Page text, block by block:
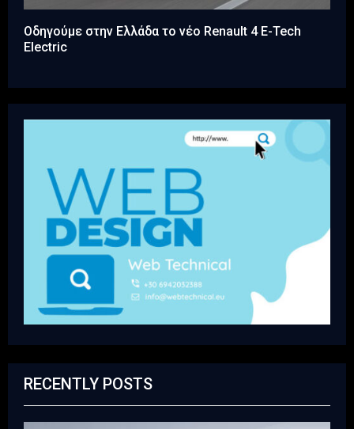
Οδηγούμε στην Ελλάδα το νέο Renault 4 E-Tech
Electric
RECENTLY POSTS